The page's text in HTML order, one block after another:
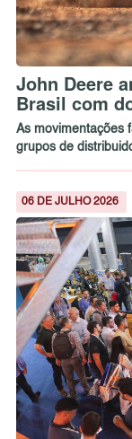
John Deere
Brasil com
As movimentações
grupos de
06 DE JULHO 2026